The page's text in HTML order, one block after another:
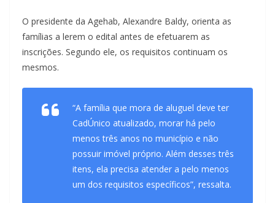
O presidente da Agehab, Alexandre Baldy, orienta as
famílias a lerem o edital antes de efetuarem as
inscrições. Segundo ele, os requisitos continuam os
mesmos.
“A família que mora de aluguel deve ter
CadÚnico atualizado, morar há pelo
menos três anos no município e não
possuir imóvel próprio. Além desses três
itens, ela precisa atender a pelo menos
um dos requisitos específicos”, ressalta.